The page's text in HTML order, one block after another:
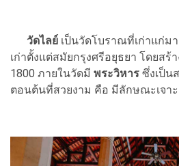
วัดไลย์ เป็นวัดโบราณที่เก่าแก่ม
เก่าตั้งแต่สมัยกรุงศรีอยุธยา โดยส
1800 ภายในวัดมี พระวิหาร ซึ่งเป็น
ตอนต้นที่สวยงาม คือ มีลักษณะเจา